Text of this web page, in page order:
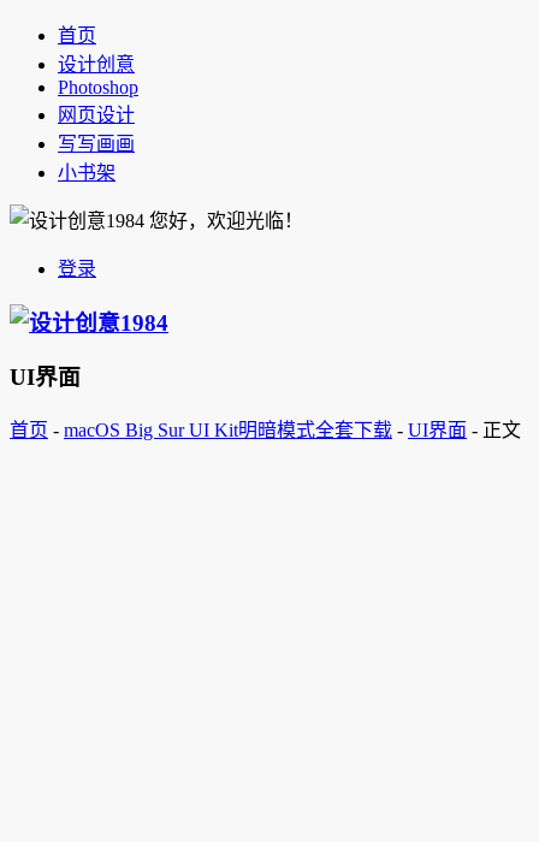
首页
设计创意
Photoshop
网页设计
写写画画
小书架
您好，欢迎光临！
登录
UI界面
首页 - macOS Big Sur UI Kit明暗模式全套下载 - UI界面 - 正文